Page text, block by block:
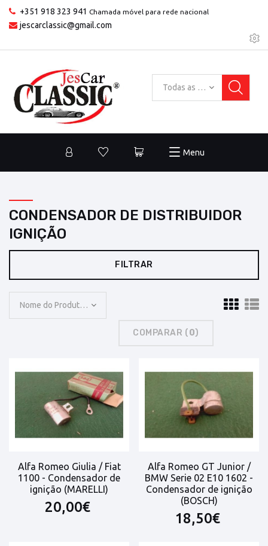
+351 918 323 941 Chamada móvel para rede nacional
jescarclassic@gmail.com
Todas as categorias
Menu
CONDENSADOR DE DISTRIBUIDOR
IGNIÇÃO
FILTRAR
Nome do Produto: A a Z
COMPARAR (0)
Alfa Romeo Giulia / Fiat
1100 - Condensador de
ignição (MARELLI)
20,00€
Alfa Romeo GT Junior /
BMW Serie 02 E10 1602 -
Condensador de ignição
(BOSCH)
18,50€